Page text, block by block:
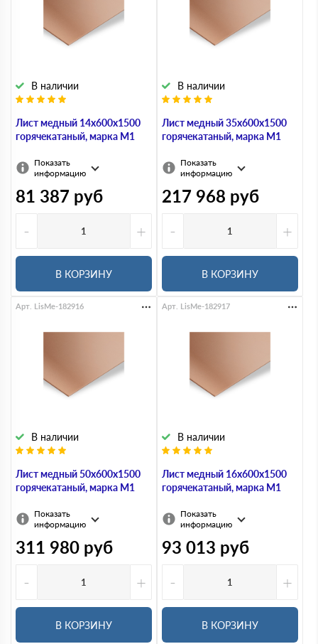
Лист медный 14х600х1500
горячекатаный, марка М1
В наличии
Показать
информацию
81 387 руб
-
+
В КОРЗИНУ
Лист медный 35х600х1500
горячекатаный, марка М1
В наличии
Показать
информацию
217 968 руб
-
+
В КОРЗИНУ
Лист медный 50х600х1500
горячекатаный, марка М1
В наличии
Арт. LisMe-182916
Показать
информацию
311 980 руб
-
+
В КОРЗИНУ
Лист медный 16х600х1500
горячекатаный, марка М1
В наличии
Арт. LisMe-182917
Показать
информацию
93 013 руб
-
+
В КОРЗИНУ